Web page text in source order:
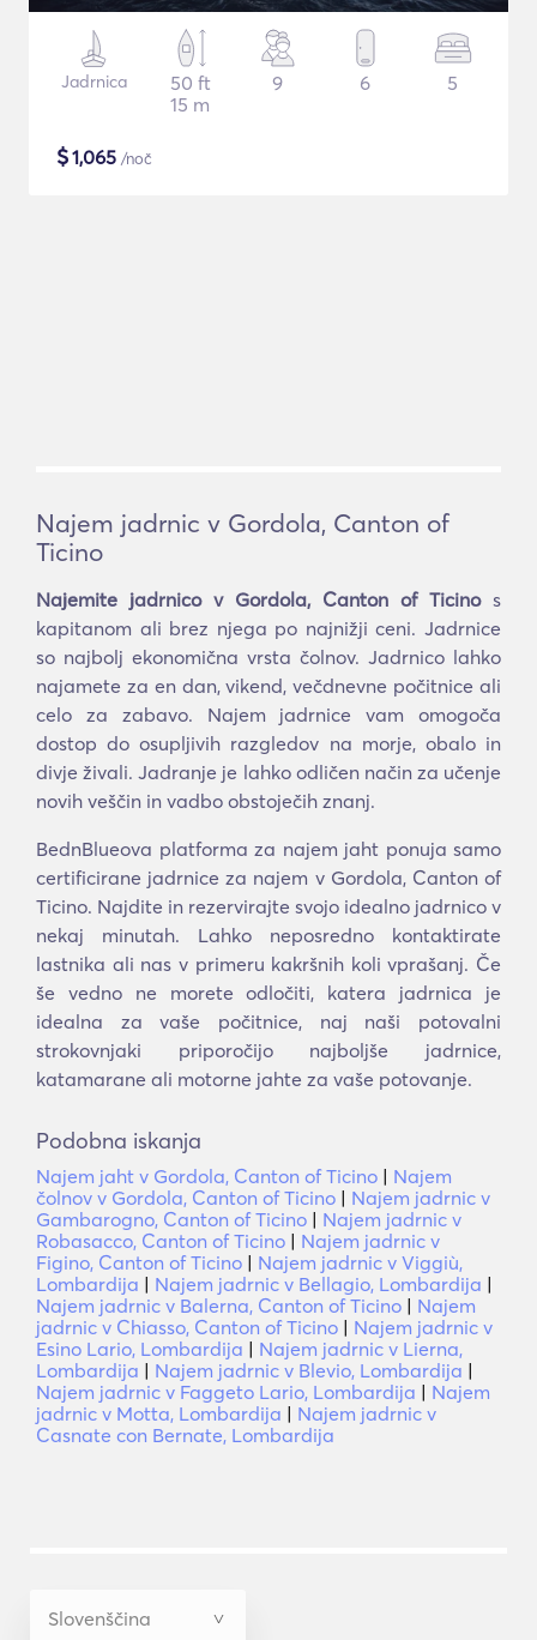
Jadrnica
50 ft
15 m
9 6 5
$1,065 /noč
Najem jadrnic v Gordola, Canton of
Ticino
Najemite jadrnico v Gordola, Canton of Ticinos
kapitanom ali brez njega po najnižji ceni. Jadrnice
so najbolj ekonomična vrsta čolnov. Jadrnico lahko
najamete za en dan, vikend, večdnevne počitnice ali
celo za zabavo. Najem jadrnice vam omogoča
dostop do osupljivih razgledov na morje, obalo in
divje živali. Jadranje je lahko odličen način za učenje
novih veščin in vadbo obstoječih znanj.
BednBlueova platforma za najem jaht ponuja samo
certificirane jadrnice za najem v Gordola, Canton of
Ticino. Najdite in rezervirajte svojo idealno jadrnico v
nekaj minutah. Lahko neposredno kontaktirate
lastnika ali nas v primeru kakršnih koli vprašanj. Če
še vedno ne morete odločiti, katera jadrnica je
idealna za vaše počitnice, naj naši potovalni
strokovnjaki priporočijo najboljše jadrnice,
katamarane ali motorne jahte za vaše potovanje.
Podobna iskanja
Najem jaht v Gordola, Canton of Ticino | Najem
čolnov v Gordola, Canton of Ticino | Najem jadrnic v
Gambarogno, Canton of Ticino | Najem jadrnic v
Robasacco, Canton of Ticino | Najem jadrnic v
Figino, Canton of Ticino | Najem jadrnic v Viggiù,
Lombardija | Najem jadrnic v Bellagio, Lombardija |
Najem jadrnic v Balerna, Canton of Ticino | Najem
jadrnic v Chiasso, Canton of Ticino | Najem jadrnic v
Esino Lario, Lombardija | Najem jadrnic v Lierna,
Lombardija | Najem jadrnic v Blevio, Lombardija |
Najem jadrnic v Faggeto Lario, Lombardija | Najem
jadrnic v Motta, Lombardija | Najem jadrnic v
Casnate con Bernate, Lombardija